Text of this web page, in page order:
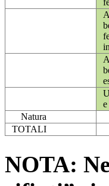
Natura
TOTALI
NOTA: